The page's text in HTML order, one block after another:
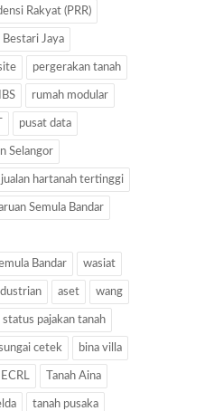
Rakyat (PRR)
Bestari Jaya
pergerakan tanah
IBS rumah modular
pusat data
Selangor
jualan hartanah tertinggi
Semula Bandar
Bandar wasiat
aset wang
status pajakan tanah
cetek bina villa
ECRL Tanah Aina
tanah pusaka